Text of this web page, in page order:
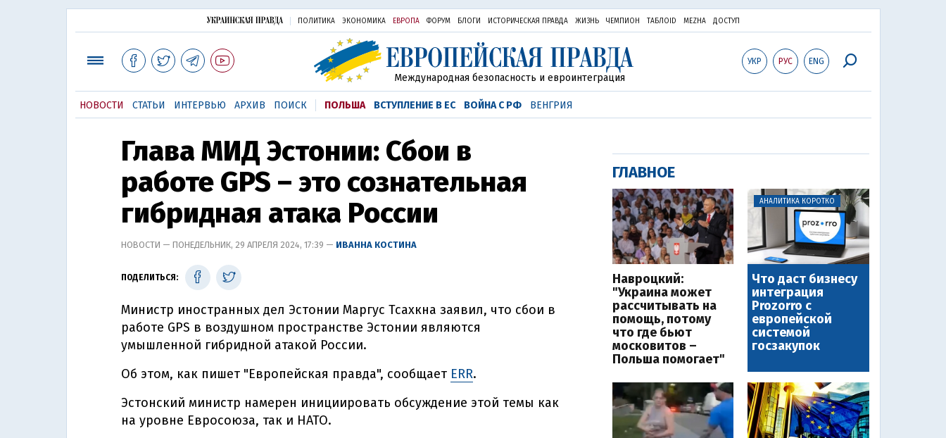
ПОЛИТИКА ЭКОНОМИКА ЕВРОПА ФОРУМ БЛОГИ ИСТОРИЧЕСКАЯ ПРАВДА ЖИЗНЬ ЧЕМПИОН ТАБЛОID MEZHA ДОСТУП
УКР РУС ENG
Международная безопасность и евроинтеграция
НОВОСТИ СТАТЬИ ИНТЕРВЬЮ АРХИВ ПОИСК ПОЛЬША ВСТУПЛЕНИЕ В ЕС ВОЙНА С РФ ВЕНГРИЯ
Глава МИД Эстонии: Сбои в
работе GPS – это сознательная
гибридная атака России
НОВОСТИ — ПОНЕДЕЛЬНИК, 29 АПРЕЛЯ 2024, 17:39 — ИВАННА КОСТИНА
ПОДЕЛИТЬСЯ:
Министр иностранных дел Эстонии Маргус Тсахкна заявил, что сбои в
работе GPS в воздушном пространстве Эстонии являются
умышленной гибридной атакой России.
Об этом, как пишет "Европейская правда", сообщает ERR.
Эстонский министр намерен инициировать обсуждение этой темы как
на уровне Евросоюза, так и НАТО.
ГЛАВНОЕ
Навроцкий:
"Украина может
рассчитывать на
помощь, потому
что где бьют
московитов –
Польша помогает"
АНАЛИТИКА КОРОТКО
Что даст бизнесу
интеграция
Prozorro с
европейской
системой
госзакупок